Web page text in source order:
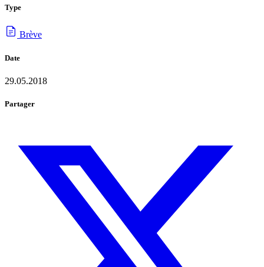
Type
Brève
Date
29.05.2018
Partager